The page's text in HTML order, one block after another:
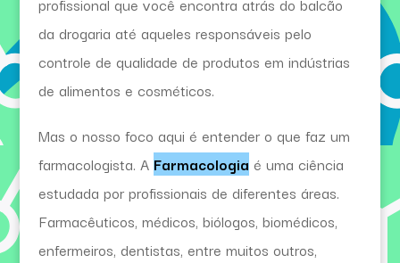
da drogaria até aqueles responsáveis pelo
controle de qualidade de produtos em indústrias
de alimentos e cosméticos.
Mas o nosso foco aqui é entender o que faz um
farmacologista. A Farmacologia é uma ciência
estudada por profissionais de diferentes áreas.
Farmacêuticos, médicos, biólogos, biomédicos,
enfermeiros, dentistas, entre muitos outros,